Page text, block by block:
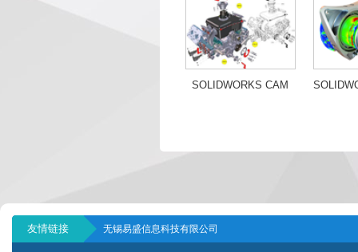
SOLIDWORKS CAM
友情链接 无锡易盛信息科技有限公司